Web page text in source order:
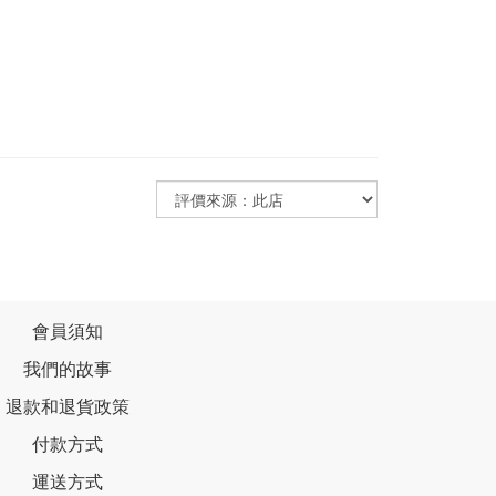
會員須知
我們的故事
退款和退貨政策
付款方式
運送方式